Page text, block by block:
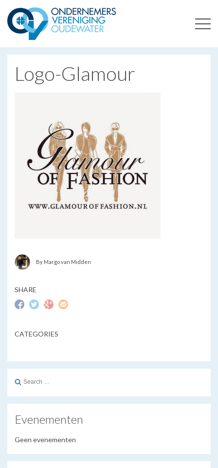
ONDERNEMERSVERENIGING OUDEWATER
Logo-Glamour
By Margo van Midden
SHARE
CATEGORIES
Search
Evenementen
Geen evenementen